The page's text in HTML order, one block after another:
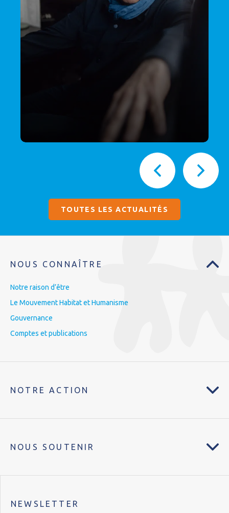
TOUTES LES ACTUALITÉS
NOUS CONNAÎTRE
Notre raison d’être
Le Mouvement Habitat et Humanisme
Gouvernance
Comptes et publications
NOTRE ACTION
NOUS SOUTENIR
NEWSLETTER